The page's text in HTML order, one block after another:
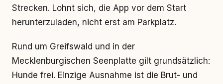
Strecken. Lohnt sich, die App vor dem Start
herunterzuladen, nicht erst am Parkplatz.
Rund um Greifswald und in der
Mecklenburgischen Seenplatte gilt grundsätzlich:
Hunde frei. Einzige Ausnahme ist die Brut- und